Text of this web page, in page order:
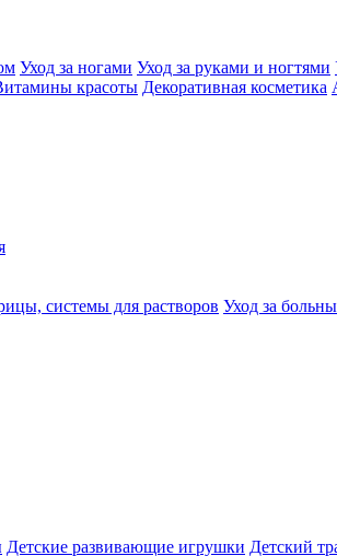
Уход за ногами Уход за руками и ногтями
красоты Декоративная косметика
системы для растворов Уход за
Детские развивающие игрушки Детский